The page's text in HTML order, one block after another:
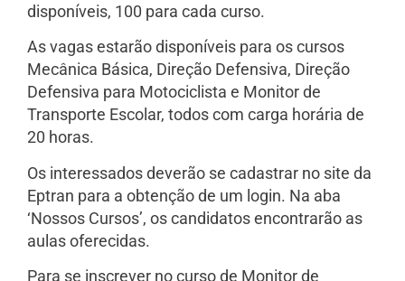
disponíveis, 100 para cada curso.
As vagas estarão disponíveis para os cursos
Mecânica Básica, Direção Defensiva, Direção
Defensiva para Motociclista e Monitor de
Transporte Escolar, todos com carga horária de
20 horas.
Os interessados deverão se cadastrar no site da
Eptran para a obtenção de um login. Na aba
‘Nossos Cursos’, os candidatos encontrarão as
aulas oferecidas.
Para se inscrever no curso de Monitor de